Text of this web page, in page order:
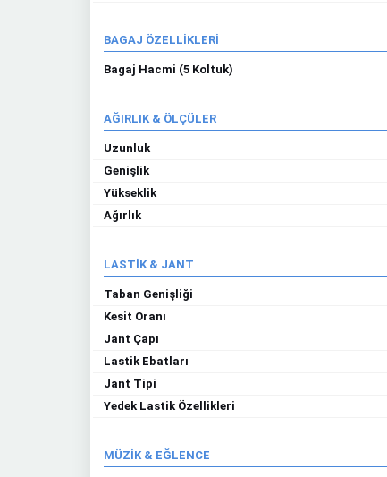
BAGAJ ÖZELLİKLERİ
Bagaj Hacmi (5 Koltuk)
AĞIRLIK & ÖLÇÜLER
Uzunluk
Genişlik
Yükseklik
Ağırlık
LASTİK & JANT
Taban Genişliği
Kesit Oranı
Jant Çapı
Lastik Ebatları
Jant Tipi
Yedek Lastik Özellikleri
MÜZİK & EĞLENCE